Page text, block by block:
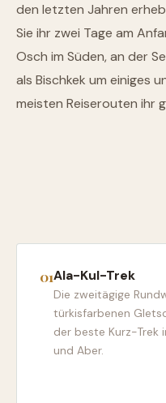
den letzten Jahren
Sie ihr zwei Tage am
Osch im Süden, an der
als Bischkek um einiges
meisten Reiserouten ihr
Ala-Kul-Trek
Die zweitägige
türkisfarbenen
der beste Kurz-Trek
und Aber.